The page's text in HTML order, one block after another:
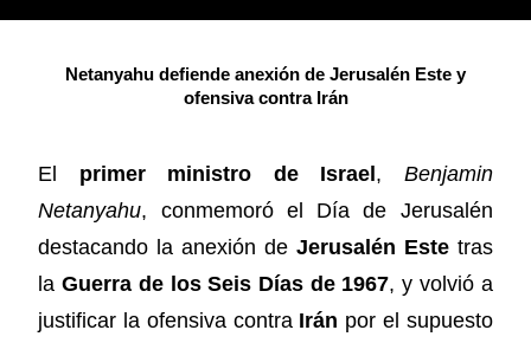
Netanyahu defiende anexión de Jerusalén Este y
ofensiva contra Irán
El primer ministro de Israel , Benjamin
Netanyahu, conmemoró el Día de Jerusalén
destacando la anexión de Jerusalén Estetras
laGuerra de los Seis Días de 1967, y volvió a
justificar la ofensiva contra Irán por el supuesto